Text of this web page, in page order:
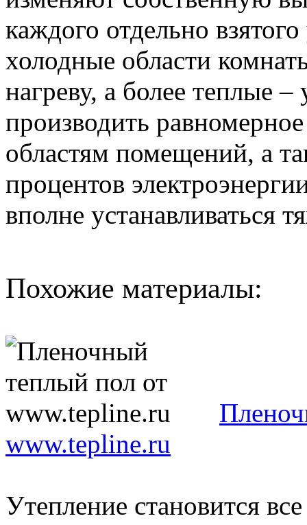
каждого отдельно
холодные области
нагреву, а более теплые
производить
областям помещений, а
процентов
вполне устанавливаться
Похожие материалы:
www.tepline.ru
Утепление становится